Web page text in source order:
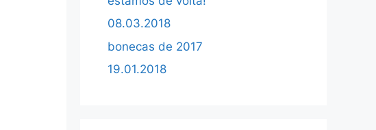
08.03.2018
bonecas de 2017
19.01.2018